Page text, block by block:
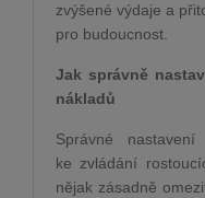
zvýšené výdaje a
pro budoucnost.
Jak správně
nákladů
Správné
ke zvládání
nějak zásadně